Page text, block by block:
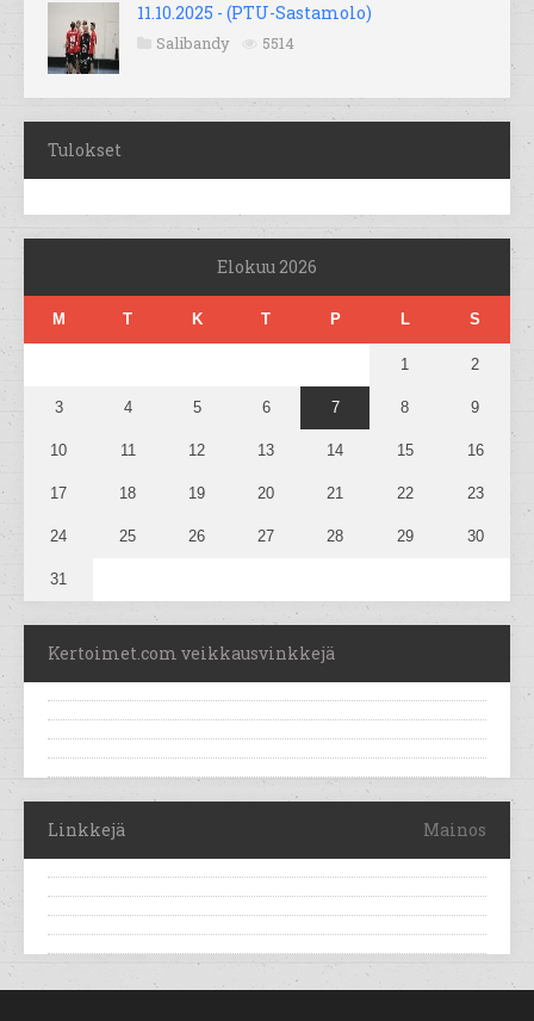
11.10.2025 - (PTU-Sastamolo)
Salibandy 5514
Tulokset
Elokuu 2026
M T K T P L S
1 2
3 4 5 6 7 8 9
10 11 12 13 14 15 16
17 18 19 20 21 22 23
24 25 26 27 28 29 30
31
Kertoimet.com veikkausvinkkejä
Linkkejä Mainos